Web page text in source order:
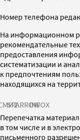
Номер телефона
На информационном
рекомендательные
предоставления
систематизации и
к предпочтениям
находящихся на
SPARROWINFOX
Перепечатка
в том числе и в
письменного